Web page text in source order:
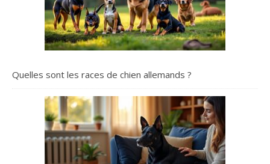
Quelles sont les races de chien allemands ?